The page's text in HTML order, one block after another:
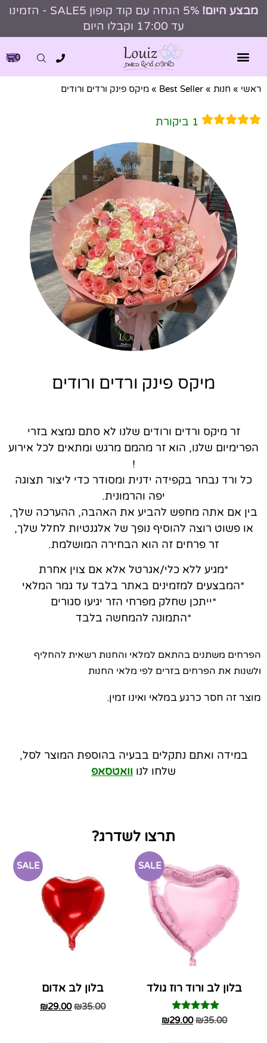
מבצע היום!
5% הנחה עם קוד קופון SALE5 - הזמינו
עד 17:00 וקבלו היום
0
ראשי » חנות »
Best Seller
» מיקס פינק ורדים ורודים
1 ביקורת
מיקס פינק ורדים ורודים
זר מיקס ורדים ורודים שלנו לא סתם נמצא בזרי
הפרימיום שלנו, הוא זר מהמם מרגש ומתאים לכל אירוע
!
כל ורד נבחר בקפידה ידנית ומסודר כדי ליצור תצוגה
יפה והרמונית.
בין אם אתה מחפש להביע את האהבה, ההערכה שלך,
או פשוט רוצה להוסיף נופך של אלגנטיות לחלל שלך,
זר פרחים זה הוא הבחירה המושלמת.
*מגיע ללא כלי/אגרטל אלא אם צוין אחרת
*המבצעים למזמינים באתר בלבד עד גמר המלאי
*ייתכן שחלק מפרחי הזר יגיעו סגורים
*התמונה להמחשה בלבד
הפרחים משתנים בהתאם למלאי והחנות רשאית להחליף
ולשנות את הפרחים בזרים לפי מלאי החנות
מוצר זה חסר כרגע במלאי ואינו זמין.
במידה ואתם נתקלים בבעיה בהוספת המוצר לסל,
שלחו לנו וואטסאפ
תרצו לשדרג?
SALE
בלון לב ורוד רוז גולד
דורג
4.75
₪35.00
₪29.00
SALE
בלון לב אדום
₪35.00
₪29.00